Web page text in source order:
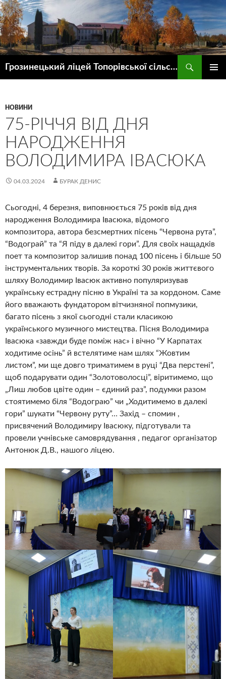
Грозинецький ліцей Топорівської сільської ради
НОВИНИ
75-РІЧЧЯ ВІД ДНЯ
НАРОДЖЕННЯ
ВОЛОДИМИРА ІВАСЮКА
04.03.2024 БУРАК ДЕНИС
Сьогодні, 4 березня, виповнюється 75 років від дня
народження Володимира Івасюка, відомого
композитора, автора безсмертних пісень “Червона рута”,
“Водограй” та “Я піду в далекі гори”. Для своїх нащадків
поет та композитор залишив понад 100 пісень і більше 50
інструментальних творів. За короткі 30 років життєвого
шляху Володимир Івасюк активно популяризував
українську естрадну пісню в Україні та за кордоном. Саме
його вважають фундатором вітчизняної попмузики,
багато пісень з якої сьогодні стали класикою
українського музичного мистецтва. Пісня Володимира
Івасюка «завжди буде поміж нас» і вічно “У Карпатах
ходитиме осінь” й встелятиме нам шлях “Жовтим
листом”, ми ще довго триматимем в руці “Два перстені”,
щоб подарувати один “Золотоволосці”, віритимемо, що
„Лиш любов цвіте один – єдиний раз”, подумки разом
стоятимемо біля “Водограю” чи „Ходитимемо в далекі
гори” шукати “Червону руту”… Захід – спомин ,
присвячений Володимиру Івасюку, підготували та
провели учнівське самоврядування , педагог організатор
Антонюк Д.В., нашого ліцею.